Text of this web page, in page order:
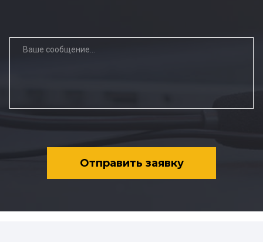
Отправить заявку